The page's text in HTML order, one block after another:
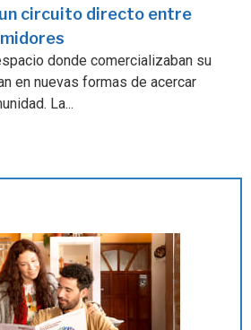
circuito directo entre
donde comercializaban su
en nuevas formas de acercar
La...